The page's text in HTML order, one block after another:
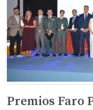
Premios Faro